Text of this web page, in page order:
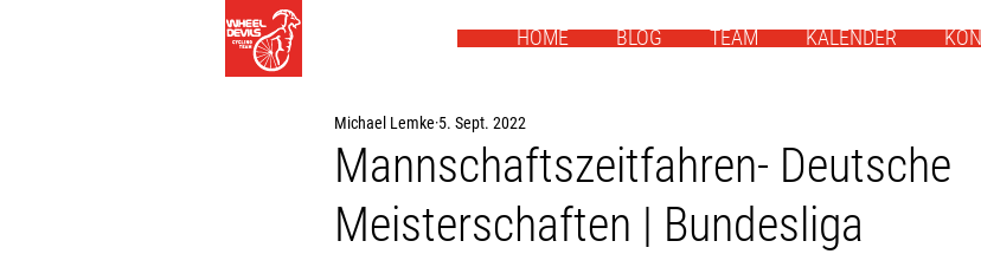
HOME BLOG TEAM KALENDER
Mannschaftszeitfahren- Deutsche
Meisterschaften | Bundesliga
Michael Lemke 5. Sept. 2022